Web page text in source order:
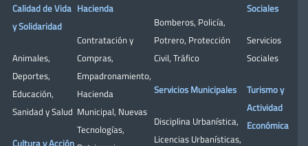
Calidad de Vida
y Solidaridad
Animales,
Deportes,
Educación,
Sanidad y Salud
Cultura y Acción
Hacienda
Contratación y
Compras,
Empadronamiento,
Hacienda
Municipal, Nuevas
Tecnologías,
Bomberos, Policía,
Potrero, Protección
Civil, Tráfico
Servicios Municipales
Disciplina Urbanística,
Licencias Urbanísticas,
Sociales
Servicios
Sociales
Turismo y
Actividad
Económica